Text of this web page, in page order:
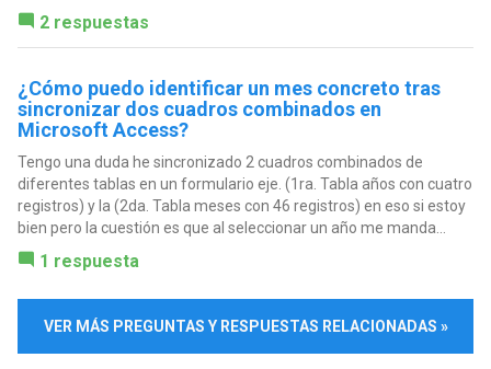
2 respuestas
¿Cómo puedo identificar un mes concreto tras
sincronizar dos cuadros combinados en
Microsoft Access?
Tengo una duda he sincronizado 2 cuadros combinados de
diferentes tablas en un formulario eje. (1ra. Tabla años con cuatro
registros) y la (2da. Tabla meses con 46 registros) en eso si estoy
bien pero la cuestión es que al seleccionar un año me manda...
1 respuesta
VER MÁS PREGUNTAS Y RESPUESTAS RELACIONADAS »